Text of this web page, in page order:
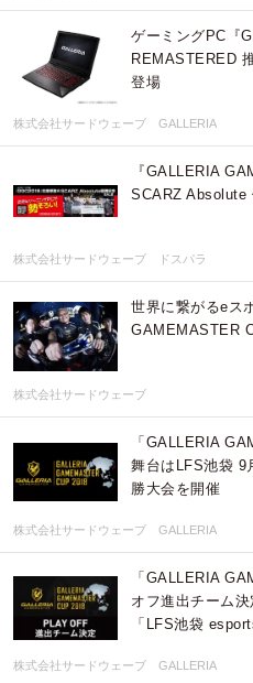
ゲーミングPC『
REMASTERED
登場
株式会社サードウェーブ GALLERIA
『GALLERIA
SCARZ Absolute
株式会社サードウェーブ ドスパラ
世界に繋がるeス
GAMEMASTER
株式会社サードウェーブ
「GALLERIA
舞台はLFS池袋 9
勝大会を開催
株式会社サードウェーブ GALLERIA
「GALLERIA
オフ進出チーム
「LFS池袋
株式会社サードウェーブ GALLERIA